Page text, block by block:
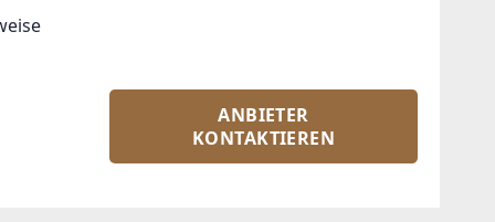
ANBIETER
KONTAKTIEREN